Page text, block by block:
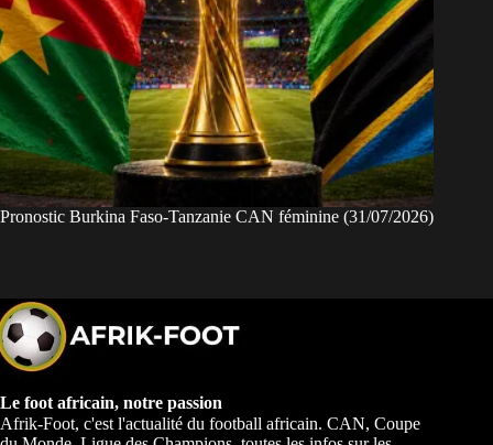
Pronostic Burkina Faso-Tanzanie CAN féminine (31/07/2026)
Le foot africain, notre passion
Afrik-Foot, c'est l'actualité du football africain. CAN, Coupe